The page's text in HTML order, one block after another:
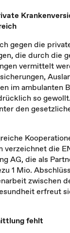
gegen die
die durch die
vermittelt
im ambulanten
so
den
verzeichnet die
AG, die als
1 Mio.
zwischen
erfreut
fehlt